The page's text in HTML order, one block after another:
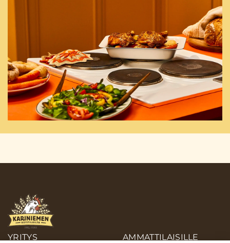
YRITYS
AMMATTILAISILLE